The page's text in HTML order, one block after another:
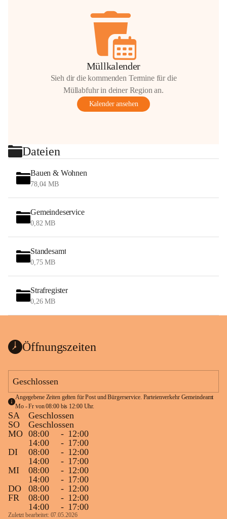
Müllkalender
Sieh dir die kommenden Termine für die
Müllabfuhr in deiner Region an.
Kalender ansehen
Dateien
Bauen & Wohnen
78,04 MB
Gemeindeservice
0,82 MB
Standesamt
0,75 MB
Strafregister
0,26 MB
Öffnungszeiten
Geschlossen
Angegebene Zeiten gelten für Post und Bürgerservice. Parteienverkehr Gemeindeamt
Mo - Fr von 08:00 bis 12:00 Uhr.
SA
Geschlossen
SO
Geschlossen
MO 08:00 - 12:00
14:00
- 17:00
DI
08:00 - 12:00
14:00
- 17:00
MI
08:00 - 12:00
14:00
- 17:00
DO
08:00 - 12:00
FR
08:00 - 12:00
14:00
- 17:00
Zuletzt bearbeitet: 07.05.2026